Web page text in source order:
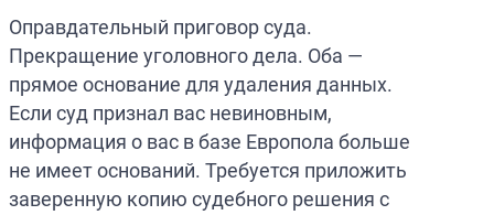
Оправдательный приговор суда.
Прекращение уголовного дела. Оба —
прямое основание для удаления данных.
Если суд признал вас невиновным,
информация о вас в базе Европола больше
не имеет оснований. Требуется приложить
заверенную копию судебного решения с